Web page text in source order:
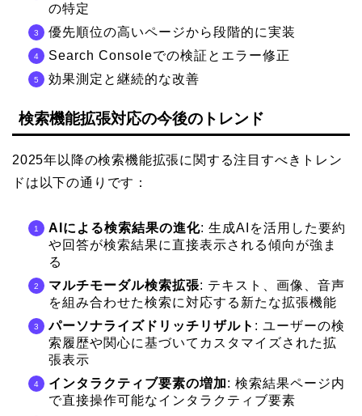
の特定
優先順位の高いページから段階的に実装
Search Consoleでの検証とエラー修正
効果測定と継続的な改善
検索機能拡張対応の今後のトレンド
2025年以降の検索機能拡張に関する注目すべきトレン
ドは以下の通りです：
AIによる検索結果の進化: 生成AIを活用した要約
や回答が検索結果に直接表示される傾向が強ま
る
マルチモーダル検索拡張: テキスト、画像、音声
を組み合わせた検索に対応する新たな拡張機能
パーソナライズドリッチリザルト : ユーザーの検
索履歴や関心に基づいてカスタマイズされた拡
張表示
インタラクティブ要素の増加: 検索結果ページ内
で直接操作可能なインタラクティブ要素